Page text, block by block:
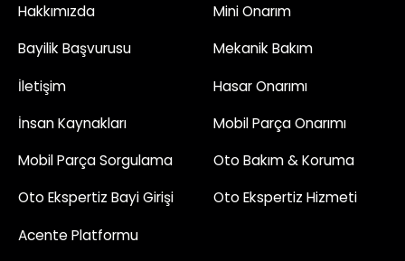
Hakkımızda
Bayilik Başvurusu
İletişim
İnsan Kaynakları
Mobil Parça Sorgulama
Oto Ekspertiz Bayi Girişi
Acente Platformu
Mini Onarım
Mekanik Bakım
Hasar Onarımı
Mobil Parça Onarımı
Oto Bakım & Koruma
Oto Ekspertiz Hizmeti